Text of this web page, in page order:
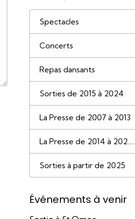
Spectacles
Concerts
Repas dansants
Sorties de 2015 à 2024
La Presse de 2007 à 2013
La Presse de 2014 à 202.....
Sorties à partir de 2025
Événements à venir